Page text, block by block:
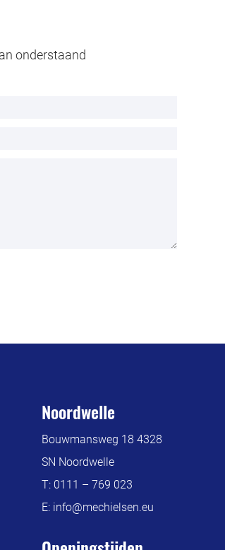
onderstaand
Noordwelle
Bouwmansweg 18 4328
SN Noordwelle
T: 0111 – 769 023
E: info@mechielsen.eu